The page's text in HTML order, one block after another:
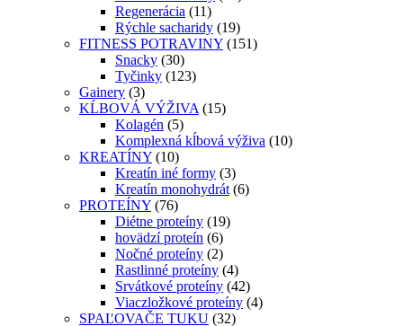
Regenerácia (11)
Rýchle sacharidy (19)
FITNESS POTRAVINY (151)
Snacky (30)
Tyčinky (123)
Gainery (3)
KĹBOVÁ VÝŽIVA (15)
Kolagén (5)
Komplexná kĺbová výživa (10)
KREATÍNY (10)
Kreatín iné formy (3)
Kreatín monohydrát (6)
PROTEÍNY (76)
Diétne proteíny (19)
hovädzí proteín (6)
Nočné proteíny (2)
Rastlinné proteíny (4)
Srvátkové proteíny (42)
Viaczložkové proteíny (4)
SPAĽOVAČE TUKU (32)